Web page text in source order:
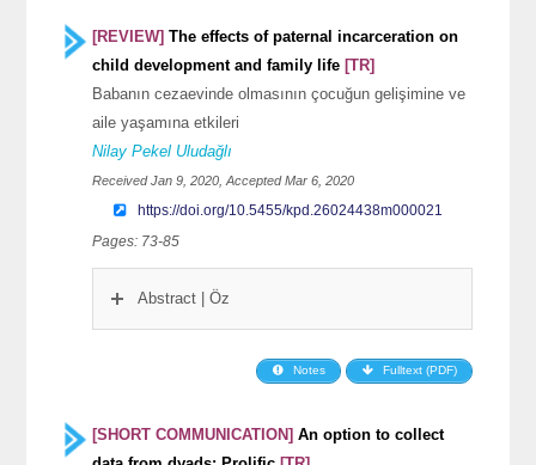
[REVIEW]The effects of paternal incarceration on
child development and family life [TR]
Babanın cezaevinde olmasının çocuğun gelişimine ve
aile yaşamına etkileri
Nilay Pekel Uludağlı
Received Jan 9, 2020, Accepted Mar 6, 2020
https://doi.org/10.5455/kpd.26024438m000021
Pages: 73-85
Abstract | Öz
Notes Fulltext (PDF)
[SHORT COMMUNICATION]An option to collect